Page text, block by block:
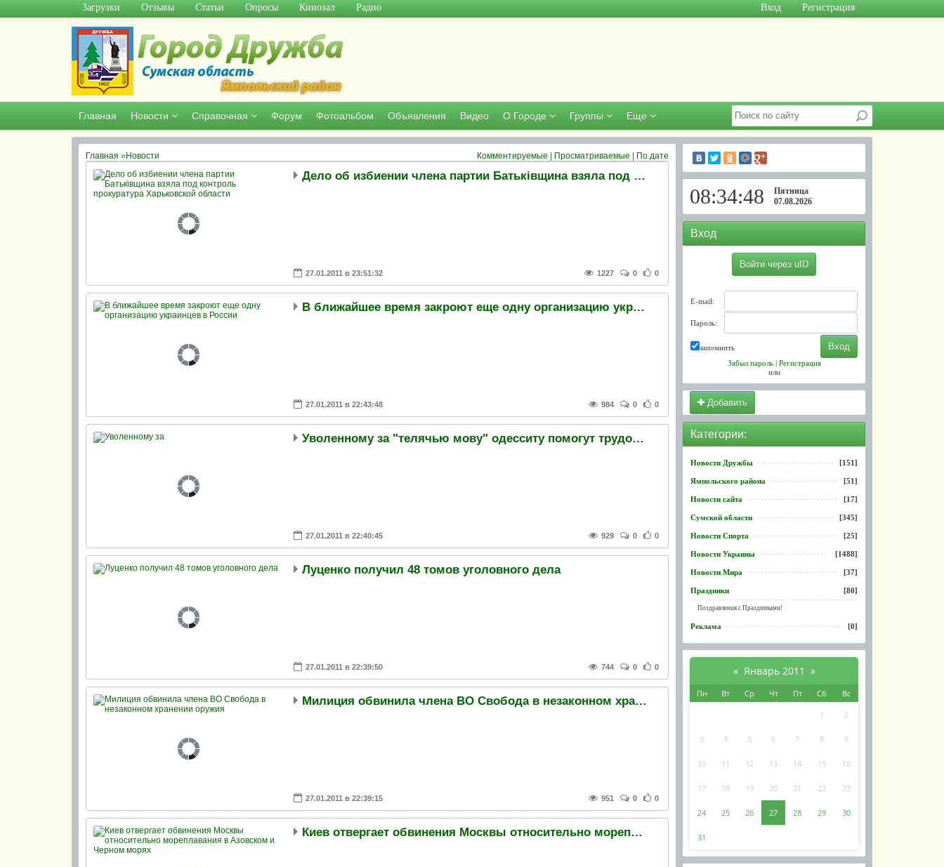
Загрузки Отзывы Статьи Опросы Кинозал Радио Регистрация
Вход
Главная Новости Справочная Форум Фотоальбом Объявления Видео О Городе Группы Еще
Главная »Новости Комментируемые Просматриваемые По дате
Дело об избиении члена партии Батьківщина взяла под контроль прокуратура Харьковской области
27.01.2011 в 23:51:32 1227 0 0
В ближайшее время закроют еще одну организацию украинцев в России
27.01.2011 в 22:43:48 984 0 0
Уволенному за "телячью мову" одесситу помогут трудоустроиться
27.01.2011 в 22:40:45 929 0 0
Луценко получил 48 томов уголовного дела
27.01.2011 в 22:39:50 744 0 0
Милиция обвинила члена ВО Свобода в незаконном хранении оружия
27.01.2011 в 22:39:15 951 0 0
Киев отвергает обвинения Москвы относительно мореплавания в Азовском и Черном морях
08:34:49
Пятница
07.08.2026
Вход
Войти через uID
E-mail:
Пароль:
запомнить
Забыл пароль| Регистрация
или
Добавить
Категории:
Новости Дружбы [151]
Ямпольского района [51]
Новости сайта [17]
Сумской области [345]
Новости Спорта [25]
Новости Украины [1488]
Новости Мира [37]
Праздники [80]
Поздравления с Праздниками!
Реклама [0]
« Январь 2011 »
Пн Вт Ср Чт Пт Сб
Вс
1
2
3 4 5 6 7 8 9
10 11 12 13 14 15 16
17 18 19 20 21 22 23
24 25 26 27 28 29 30
31